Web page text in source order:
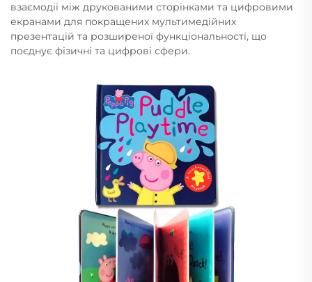
взаємодії між друкованими сторінками та цифровими
екранами для покращених мультимедійних
презентацій та розширеної функціональності, що
поєднує фізичні та цифрові сфери.